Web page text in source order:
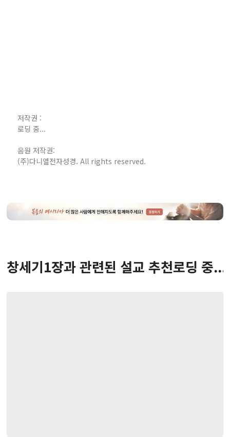
저작권 :
로딩 중...
음원 저작권:
(주)다니엘전자성경. All rights reserved.
창세기1장과 관련된 설교 추천로딩 중...